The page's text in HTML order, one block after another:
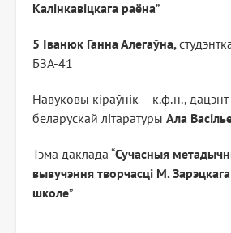
Калінкавіцкага раёна”
5 Іванюк Ганна Алегаўна,
БЗА-
Навуковы кіраўнік – к.ф.н.,
беларускай літаратуры Ала
Тэма даклада “Сучасныя
вывучэння творчасці М.
школе”